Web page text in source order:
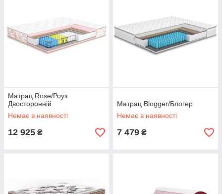
Матрац Rose/Роуз
Двосторонній
Немає в наявності
12 925 ₴
Матрац Blogger/Блогер
Немає в наявності
7 479 ₴